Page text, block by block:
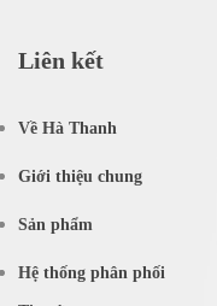
Liên kết
Về Hà Thanh
Giới thiệu chung
Sản phẩm
Hệ thống phân phối